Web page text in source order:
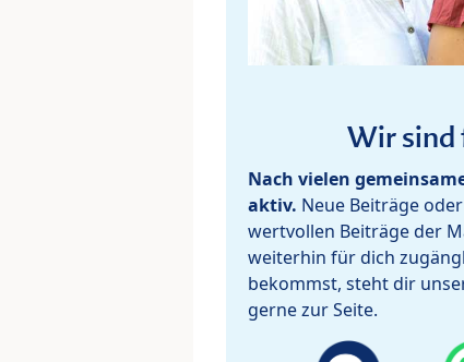
Wir sind
Nach vielen
aktiv. Neue Beiträge
wertvollen Beiträge der
weiterhin für dich
bekommst, steht dir
gerne zur Seite.